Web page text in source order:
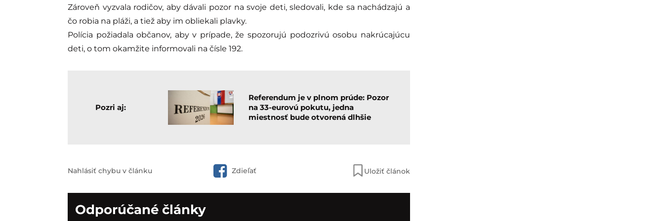
Zároveň vyzvala rodičov, aby dávali pozor na svoje deti, sledovali, kde sa nachádzajú a
čo robia na pláži, a tiež aby im obliekali plavky.
Polícia požiadala občanov, aby v prípade, že spozorujú podozrivú osobu nakrúcajúcu
deti, o tom okamžite informovali na čísle 192.
Pozri aj:
Referendum je v plnom prúde: Pozor
na 33-eurovú pokutu, jedna
miestnosť bude otvorená dlhšie
Nahlásiť chybu v článku Zdieľať Uložiť článok
Odporúčané články